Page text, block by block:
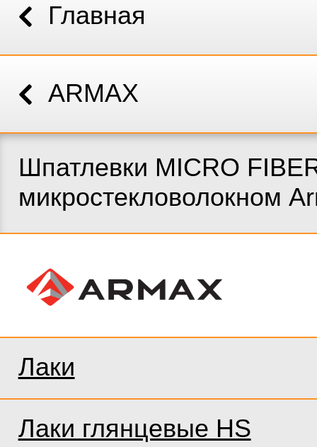
Главная
ARMAX
Шпатлевки MICRO
микростекловолокном
Лаки
Лаки глянцевые HS